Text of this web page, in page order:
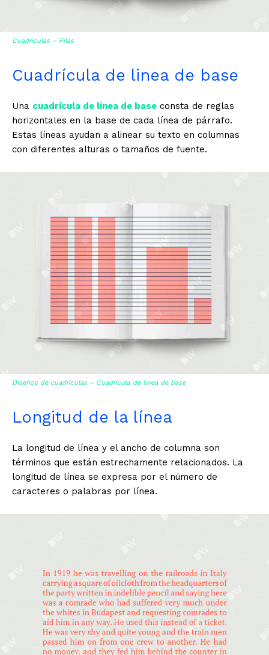
Cuadrículas – Filas
Cuadrícula de linea de base
Una cuadrícula de línea de base consta de reglas
horizontales en la base de cada línea de párrafo.
Estas líneas ayudan a alinear su texto en columnas
con diferentes alturas o tamaños de fuente.
Diseños de cuadrículas – Cuadrícula de linea de base
Longitud de la línea
La longitud de línea y el ancho de columna son
términos que están estrechamente relacionados. La
longitud de línea se expresa por el número de
caracteres o palabras por línea.